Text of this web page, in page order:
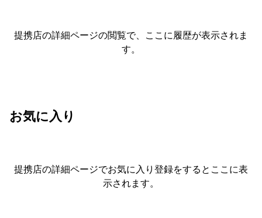
提携店の詳細ページの閲覧で、ここに履歴が表示されま
す。
お気に入り
提携店の詳細ページでお気に入り登録をすると ここに表
示されます。